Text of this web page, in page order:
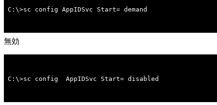
C:\>sc config AppIDSvc Start= demand
無効
C:\>sc config  AppIDSvc Start= disabled